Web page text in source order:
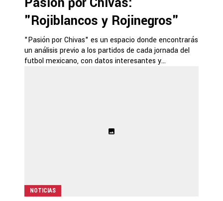
"Rojiblancos y Rojinegros"
"Pasión por Chivas" es un espacio donde encontrarás
un análisis previo a los partidos de cada jornada del
futbol mexicano, con datos interesantes y...
NOTICIAS